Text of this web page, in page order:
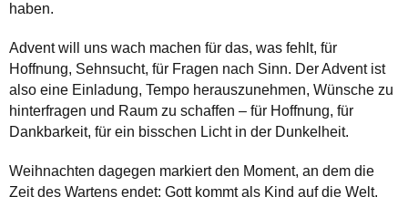
haben.
Advent will uns wach machen für das, was fehlt, für
Hoffnung, Sehnsucht, für Fragen nach Sinn. Der Advent ist
also eine Einladung, Tempo herauszunehmen, Wünsche zu
hinterfragen und Raum zu schaffen – für Hoffnung, für
Dankbarkeit, für ein bisschen Licht in der Dunkelheit.
Weihnachten dagegen markiert den Moment, an dem die
Zeit des Wartens endet: Gott kommt als Kind auf die Welt,